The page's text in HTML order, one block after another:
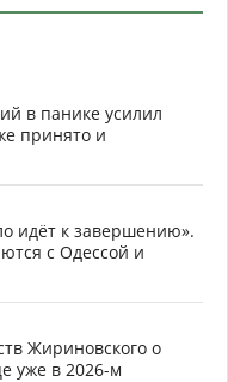
в панике усилил
принято и
идёт к завершению».
с Одессой и
Жириновского о
уже в 2026-м